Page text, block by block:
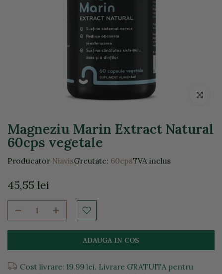
Click
Magneziu Marin Extract Natural
60cps vegetale
Producator NiavisGreutate: 60cpsTVA inclus
45,55 lei
ADAUGA IN COS
Cost livrare: 19.99 lei. Livrare GRATUITA pentru